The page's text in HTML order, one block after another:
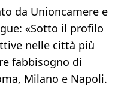
da Unioncamere e
«Sotto il profilo
nelle città più
fabbisogno di
Milano e Napoli.